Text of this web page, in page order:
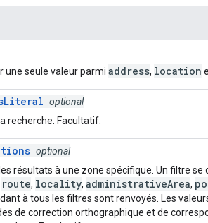
une seule valeur parmi address, location
optional
recherche. Facultatif.
optional
résultats à une zone spécifique. Un filtre se
route, locality, administrativeArea,
à tous les filtres sont renvoyés. Les
de correction orthographique et de